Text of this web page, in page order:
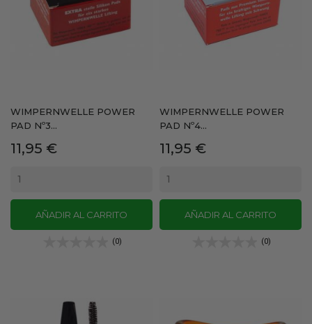
WIMPERNWELLE POWER
PAD Nº3...
Precio
11,95 €
AÑADIR AL CARRITO
(0)
WIMPERNWELLE POWER
PAD Nº4...
Precio
11,95 €
AÑADIR AL CARRITO
(0)